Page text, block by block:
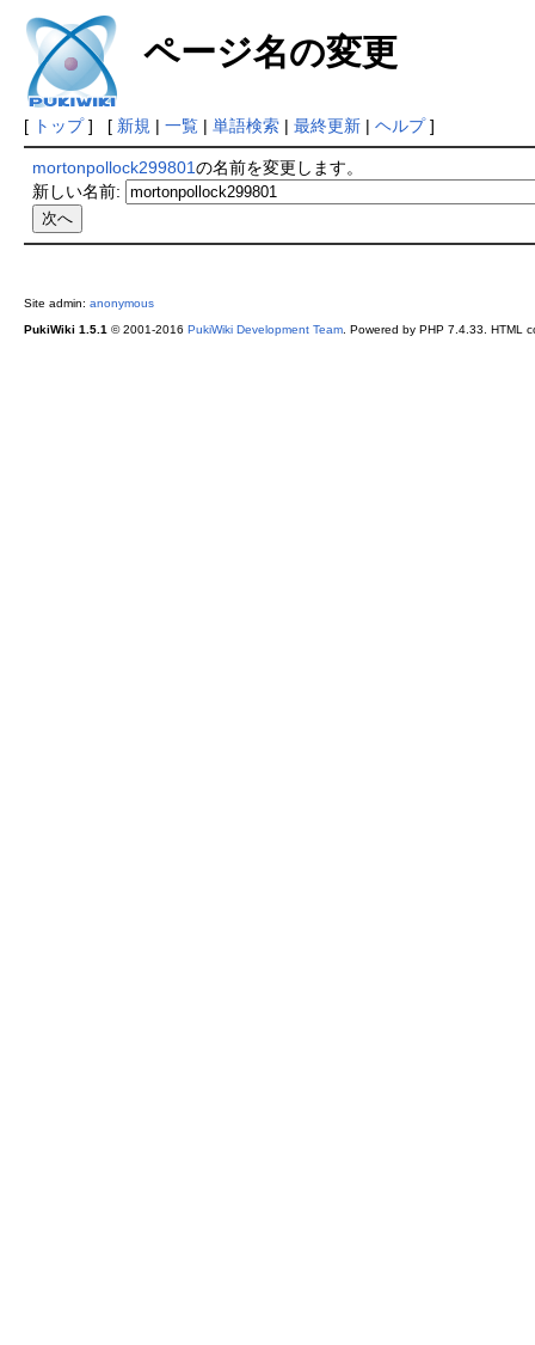
ページ名の変更
[ トップ] [ 新規 | 一覧| 単語検索| 最終更新| ヘルプ]
mortonpollock299801の名前を変更します。
新しい名前:
Site admin: anonymous
PukiWiki 1.5.1 © 2001-2016 PukiWiki Development Team. Powered by PHP 7.4.33. HTML